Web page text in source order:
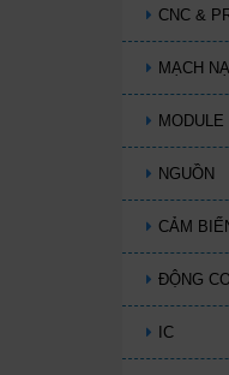
CNC &
MẠCH
MODULE
NGUỒN
CẢM
ĐỘNG
IC